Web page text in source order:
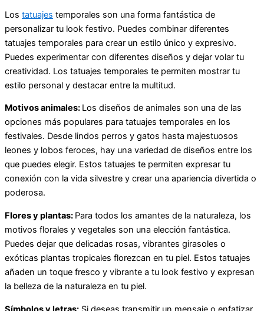
Los tatuajes temporales son una forma fantástica de
personalizar tu look festivo. Puedes combinar diferentes
tatuajes temporales para crear un estilo único y expresivo.
Puedes experimentar con diferentes diseños y dejar volar tu
creatividad. Los tatuajes temporales te permiten mostrar tu
estilo personal y destacar entre la multitud.
Motivos animales: Los diseños de animales son una de las
opciones más populares para tatuajes temporales en los
festivales. Desde lindos perros y gatos hasta majestuosos
leones y lobos feroces, hay una variedad de diseños entre los
que puedes elegir. Estos tatuajes te permiten expresar tu
conexión con la vida silvestre y crear una apariencia divertida o
poderosa.
Flores y plantas: Para todos los amantes de la naturaleza, los
motivos florales y vegetales son una elección fantástica.
Puedes dejar que delicadas rosas, vibrantes girasoles o
exóticas plantas tropicales florezcan en tu piel. Estos tatuajes
añaden un toque fresco y vibrante a tu look festivo y expresan
la belleza de la naturaleza en tu piel.